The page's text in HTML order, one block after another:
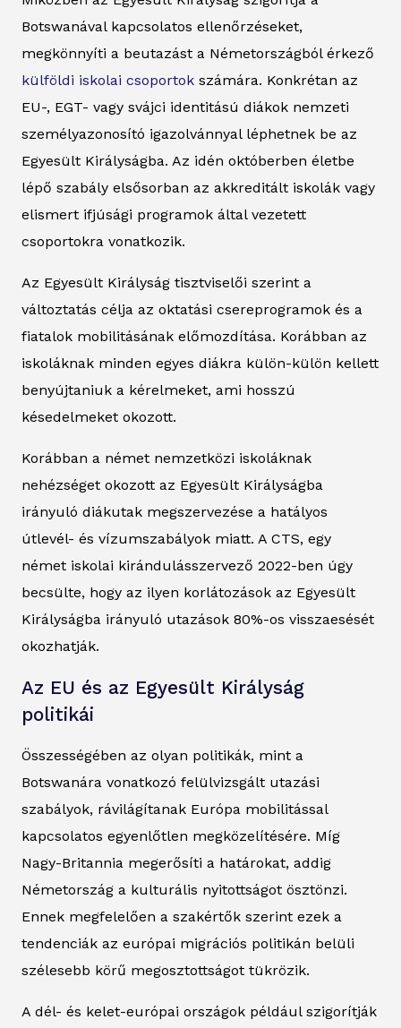
Botswanával kapcsolatos ellenőrzéseket,
megkönnyíti a beutazást a Németországból érkező
külföldi iskolai csoportok számára. Konkrétan az
EU-, EGT- vagy svájci identitású diákok nemzeti
személyazonosító igazolvánnyal léphetnek be az
Egyesült Királyságba. Az idén októberben életbe
lépő szabály elsősorban az akkreditált iskolák vagy
elismert ifjúsági programok által vezetett
csoportokra vonatkozik.
Az Egyesült Királyság tisztviselői szerint a
változtatás célja az oktatási csereprogramok és a
fiatalok mobilitásának előmozdítása. Korábban az
iskoláknak minden egyes diákra külön-külön kellett
benyújtaniuk a kérelmeket, ami hosszú
késedelmeket okozott.
Korábban a német nemzetközi iskoláknak
nehézséget okozott az Egyesült Királyságba
irányuló diákutak megszervezése a hatályos
útlevél- és vízumszabályok miatt. A CTS, egy
német iskolai kirándulásszervező 2022-ben úgy
becsülte, hogy az ilyen korlátozások az Egyesült
Királyságba irányuló utazások 80%-os visszaesését
okozhatják.
Az EU és az Egyesült Királyság
politikái
Összességében az olyan politikák, mint a
Botswanára vonatkozó felülvizsgált utazási
szabályok, rávilágítanak Európa mobilitással
kapcsolatos egyenlőtlen megközelítésére. Míg
Nagy-Britannia megerősíti a határokat, addig
Németország a kulturális nyitottságot ösztönzi.
Ennek megfelelően a szakértők szerint ezek a
tendenciák az európai migrációs politikán belüli
szélesebb körű megosztottságot tükrözik.
A dél- és kelet-európai országok például szigorítják